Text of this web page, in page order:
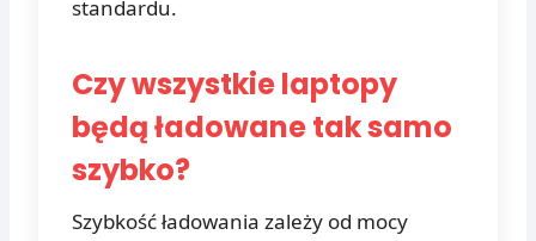
standardu.
Czy wszystkie laptopy
będą ładowane tak samo
szybko?
Szybkość ładowania zależy od mocy